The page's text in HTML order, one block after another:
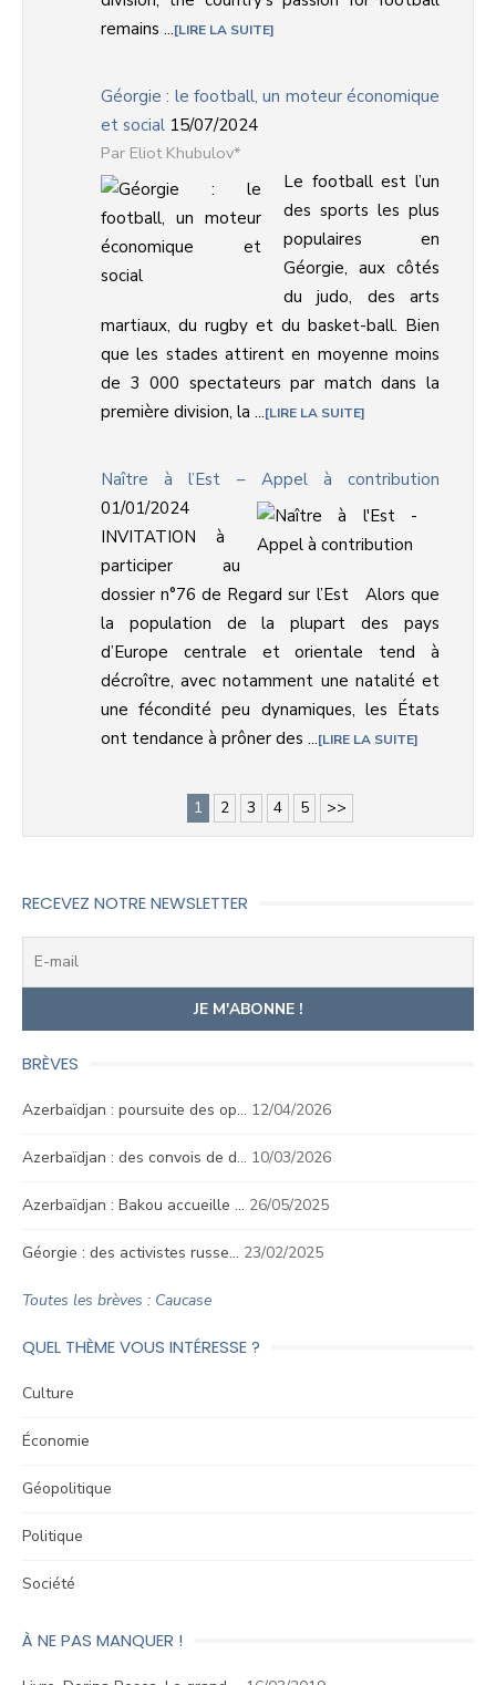
remains ... LIRE LA SUITE
Géorgie : le football, un moteur économique
et social 15/07/2024
Eliot Khubulov*
Le football est l’un
des sports les plus
populaires en
Géorgie, aux côtés
du judo, des arts
martiaux, du rugby et du basket-ball. Bien
que les stades attirent en moyenne moins
de 3 000 spectateurs par match dans la
première division, la ... LIRE LA SUITE
Naître à l’Est – Appel à contribution
01/01/2024
INVITATION à
participer au
dossier n°76 de Regard sur l’Est Alors que
la population de la plupart des pays
d’Europe centrale et orientale tend à
décroître, avec notamment une natalité et
une fécondité peu dynamiques, les États
ont tendance à prôner des ... LIRE LA SUITE
1 2 3 4 5 >>
RECEVEZ NOTRE NEWSLETTER
BRÈVES
Azerbaïdjan : poursuite des op… 12/04/2026
Azerbaïdjan : des convois de d… 10/03/2026
Azerbaïdjan : Bakou accueille … 26/05/2025
Géorgie : des activistes russe… 23/02/2025
Toutes les brèves : Caucase
QUEL THÈME VOUS INTÉRESSE ?
Culture
Économie
Géopolitique
Politique
Société
À NE PAS MANQUER !